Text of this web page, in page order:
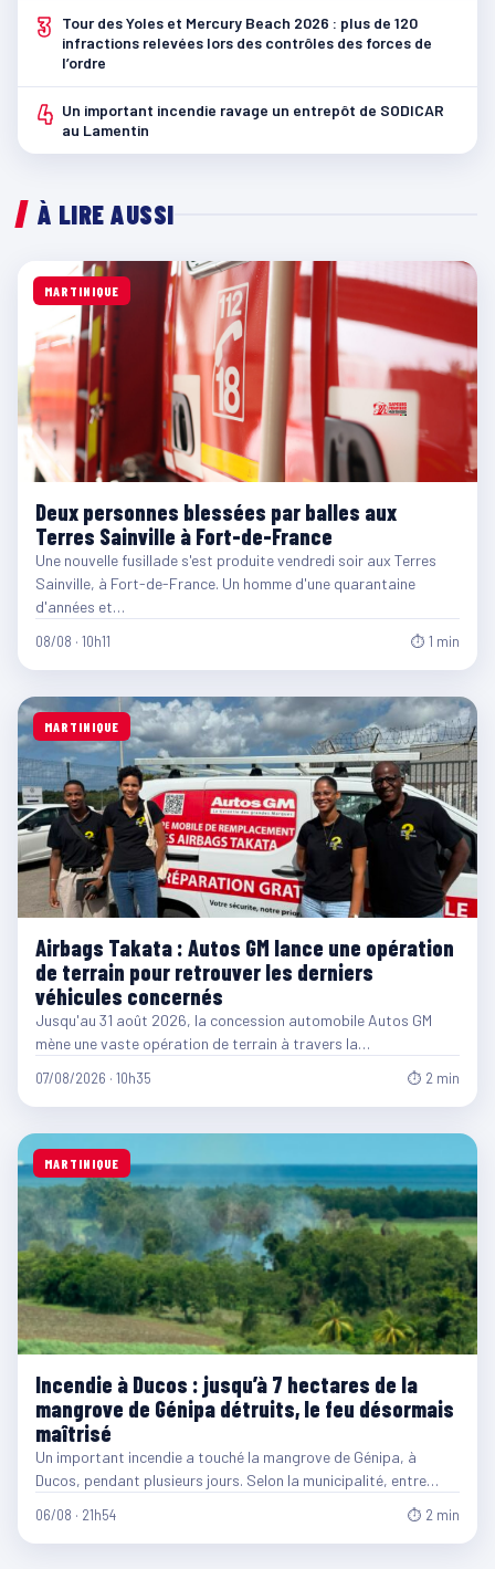
3
Tour des Yoles et Mercury Beach 2026 : plus de 120
infractions relevées lors des contrôles des forces de
l’ordre
4 Un important incendie ravage un entrepôt de SODICAR
au Lamentin
À LIRE AUSSI
MARTINIQUE
Deux personnes blessées par balles aux
Terres Sainville à Fort-de-France
Une nouvelle fusillade s'est produite vendredi soir aux Terres
Sainville, à Fort-de-France. Un homme d'une quarantaine
d'années et…
08/08 · 10h11 ⏱ 1 min
MARTINIQUE
Airbags Takata : Autos GM lance une opération
de terrain pour retrouver les derniers
véhicules concernés
Jusqu'au 31 août 2026, la concession automobile Autos GM
mène une vaste opération de terrain à travers la…
07/08/2026 · 10h35 ⏱ 2 min
MARTINIQUE
Incendie à Ducos : jusqu’à 7 hectares de la
mangrove de Génipa détruits, le feu désormais
maîtrisé
Un important incendie a touché la mangrove de Génipa, à
Ducos, pendant plusieurs jours. Selon la municipalité, entre…
06/08 · 21h54 ⏱ 2 min